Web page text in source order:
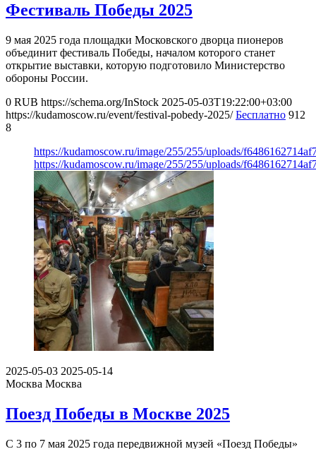
Фестиваль Победы 2025
9 мая 2025 года площадки Московского дворца пионеров
объединит фестиваль Победы, началом которого станет
открытие выставки, которую подготовило Министерство
обороны России.
0 RUB https://schema.org/InStock 2025-05-03T19:22:00+03:00
https://kudamoscow.ru/event/festival-pobedy-2025/ Бесплатно 912
8
https://kudamoscow.ru/image/255/255/uploads/
https://kudamoscow.ru/image/255/255/uploads/
2025-05-03 2025-05-14
Москва Москва
Поезд Победы в Москве 2025
С 3 по 7 мая 2025 года передвижной музей «Поезд Победы»